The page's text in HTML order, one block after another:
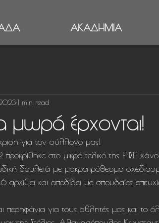
ΑΚΑΔΗΜΙΑ
μωρά έρχονται!
1 min read
για τον σύλλογο μας!
δουλειά με μακροπρόθεσμο
αρχίζει και αποδίδει με σπουδαίες